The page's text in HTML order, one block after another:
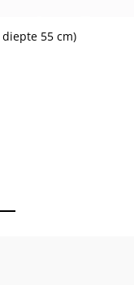
diepte 55 cm)